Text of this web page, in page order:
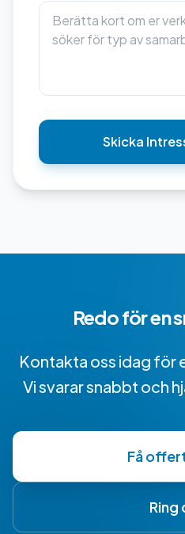
Skicka
Redo för en
Kontakta oss idag för
Vi svarar snabbt och
Få
Ring